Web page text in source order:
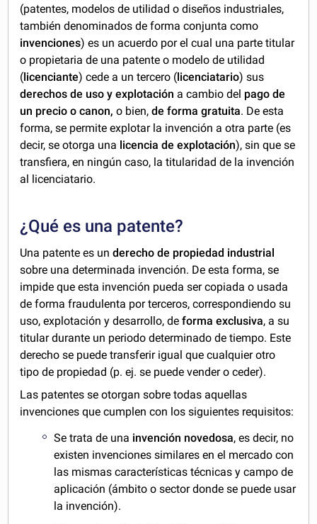
(patentes, modelos de utilidad o diseños industriales,
también denominados de forma conjunta como
invenciones) es un acuerdo por el cual una parte titular
o propietaria de una patente o modelo de utilidad
( licenciante) cede a un tercero ( licenciatario) sus
derechos de uso y explotación a cambio del pago de
un precio o canon,o bien, de forma gratuita. De esta
forma, se permite explotar la invención a otra parte (es
decir, se otorga una licencia de explotación), sin que se
transfiera, en ningún caso, la titularidad de la invención
al licenciatario.
¿Qué es una patente?
Una patente es underecho de propiedad industrial
sobre una determinada invención. De esta forma, se
impide que esta invención pueda ser copiada o usada
de forma fraudulenta por terceros, correspondiendo su
uso, explotación y desarrollo, deforma exclusiva, a su
titular durante un periodo determinado de tiempo. Este
derecho se puede transferir igual que cualquier otro
tipo de propiedad (p. ej. se puede vender o ceder).
Las patentes se otorgan sobre todas aquellas
invenciones que cumplen con los siguientes requisitos:
Se trata de una invención novedosa, es decir, no
existen invenciones similares en el mercado con
las mismas características técnicas y campo de
aplicación (ámbito o sector donde se puede usar
la invención).